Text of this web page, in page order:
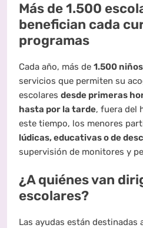
Más de 1.500
benefician cada
programas
Cada año, más de 1.500
servicios que permiten su
escolares desde primeras
hasta por la tarde, fuera del
este tiempo, los menores
lúdicas, educativas o de
supervisión de monitores y
¿A quiénes van
escolares?
Las ayudas están destinadas